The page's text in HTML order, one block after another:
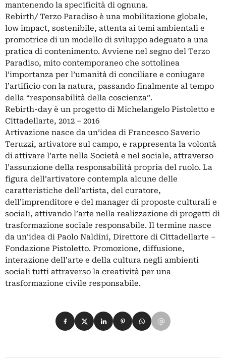
mantenendo la specificità di ognuna.
Rebirth/ Terzo Paradiso è una mobilitazione globale,
low impact, sostenibile, attenta ai temi ambientali e
promotrice di un modello di sviluppo adeguato a una
pratica di contenimento. Avviene nel segno del Terzo
Paradiso, mito contemporaneo che sottolinea
l’importanza per l’umanità di conciliare e coniugare
l’artificio con la natura, passando finalmente al tempo
della “responsabilità della coscienza”.
Rebirth-day è un progetto di Michelangelo Pistoletto e
Cittadellarte, 2012 – 2016
Artivazione nasce da un’idea di Francesco Saverio
Teruzzi, artivatore sul campo, e rappresenta la volontà
di attivare l’arte nella Società e nel sociale, attraverso
l’assunzione della responsabilità propria del ruolo. La
figura dell’artivatore contempla alcune delle
caratteristiche dell’artista, del curatore,
dell’imprenditore e del manager di proposte culturali e
sociali, attivando l’arte nella realizzazione di progetti di
trasformazione sociale responsabile. Il termine nasce
da un’idea di Paolo Naldini, Direttore di Cittadellarte –
Fondazione Pistoletto. Promozione, diffusione,
interazione dell’arte e della cultura negli ambienti
sociali tutti attraverso la creatività per una
trasformazione civile responsabile.
Condividi su Facebook
Condividi su X
Condividi su LinkedIn
Condividi su Pinterest
Condividi su WhatsApp
Condividi su Email